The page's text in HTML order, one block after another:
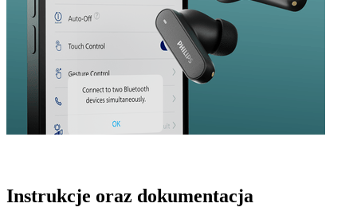
Instrukcje oraz dokumentacja